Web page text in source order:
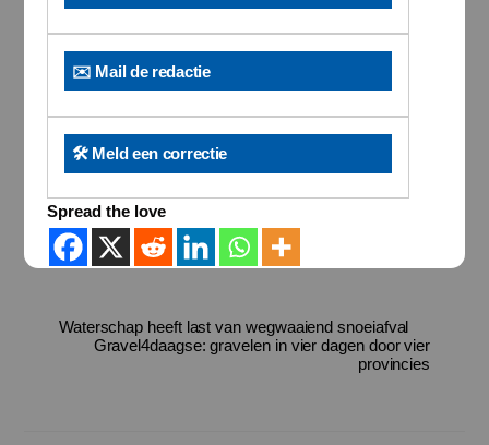
✉️ Mail de redactie
🛠️ Meld een correctie
Spread the love
Waterschap heeft last van wegwaaiend snoeiafval
Gravel4daagse: gravelen in vier dagen door vier
provincies